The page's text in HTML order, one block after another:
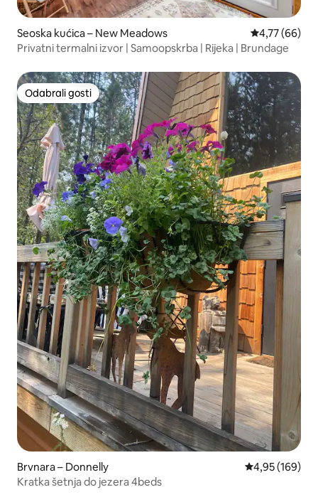
Seoska kućica – New Meadows Prosječna
4,77 (66)
Privatni termalni izvor | Samoopskrba | Rijeka | Brundage
Odabrali gosti
Odabrali gosti
Brvnara – Donnelly Prosječna
4,95 (169)
Kratka šetnja do jezera 4beds